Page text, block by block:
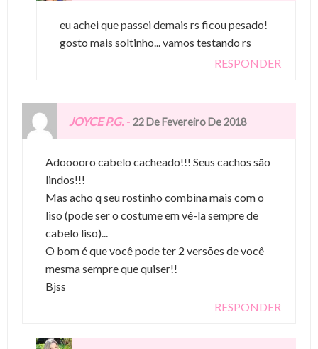
eu achei que passei demais rs ficou pesado!
gosto mais soltinho... vamos testando rs
RESPONDER
JOYCE P.G.- 22 De Fevereiro De 2018
Adooooro cabelo cacheado!!! Seus cachos são
lindos!!!
Mas acho q seu rostinho combina mais com o
liso (pode ser o costume em vê-la sempre de
cabelo liso)...
O bom é que você pode ter 2 versões de você
mesma sempre que quiser!!
Bjss
RESPONDER